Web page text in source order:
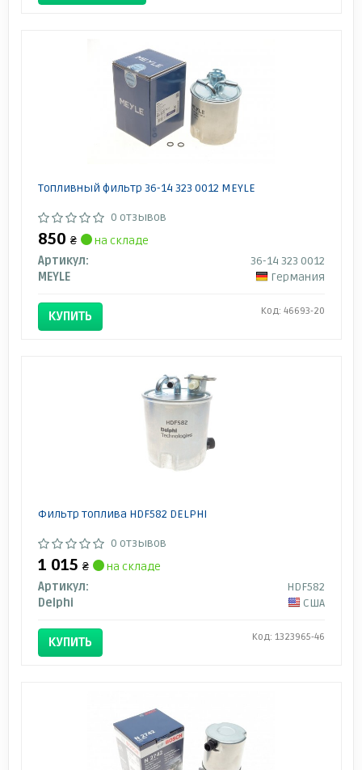
Топливный фильтр 36-14 323 0012 MEYLE
0 отзывов
850 ₴
на складе
Артикул:
36-14 323 0012
MEYLE
Германия
КУПИТЬ Код: 46693-20
Фильтр топлива HDF582 DELPHI
0 отзывов
1 015 ₴
на складе
Артикул:
HDF582
Delphi
США
КУПИТЬ Код: 1323965-46